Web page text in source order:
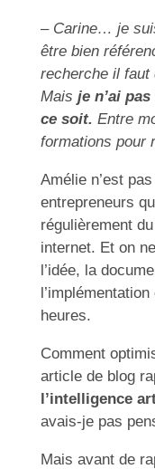
– Carine… je
être bien
recherche il faut
Mais je n’ai
ce soit. Entre
formations pour
Amélie n’est
entrepreneurs
régulièrement
internet. Et on
l’idée, la
heures.
Comment
article de blog
l’intelligence
avais-je pas
Mais avant de